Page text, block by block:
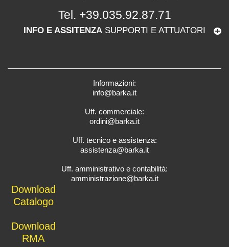
Tel. +39.035.92.87.71
INFO E ASSITENZA SUPPORTI E ATTUATORI
Informazioni:
info@barka.it
Uff. commerciale:
ordini@barka.it
Uff. tecnico e assistenza:
assistenza@barka.it
Uff. amministrativo e contabilità:
amministrazione@barka.it
Download
Catalogo
Download
RMA